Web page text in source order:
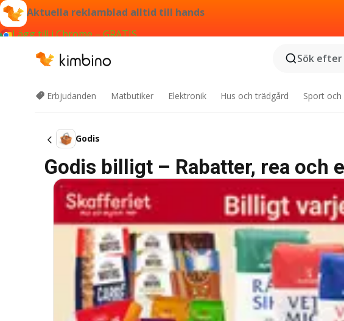
Aktuella reklamblad alltid till hands
Lägg till i Chrome – GRATIS
Sök
Erbjudanden Matbutiker Elektronik Hus och trädgård Sport
Godis
Godis billigt – Rabatter, rea och